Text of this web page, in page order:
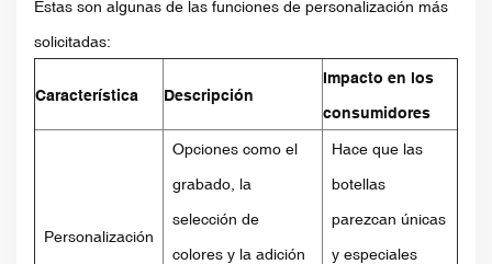
Estas son algunas de las funciones de personalización más
solicitadas:
Característica Descripción
Impacto en los
consumidores
Personalización
Opciones como el
grabado, la
selección de
colores y la adición
Hace que las
botellas
parezcan únicas
y especiales